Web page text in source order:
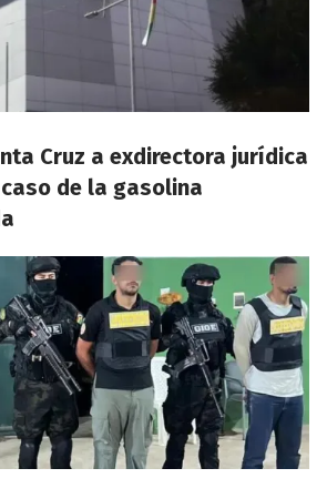
Cruz a exdirectora jurídica
caso de la gasolina